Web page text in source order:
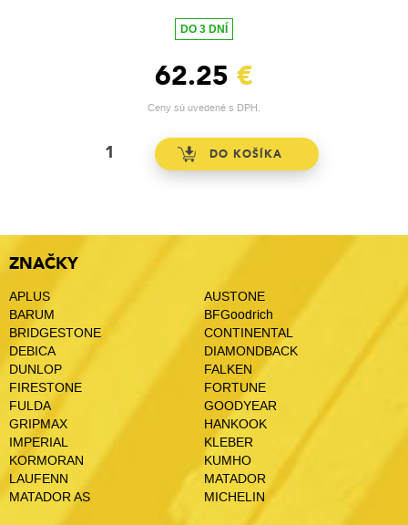
DO 3 DNÍ
62.25 €
Ceny sú uvedené s DPH.
ZNAČKY
APLUS
AUSTONE
BARUM
BFGoodrich
BRIDGESTONE
CONTINENTAL
DEBICA
DIAMONDBACK
DUNLOP
FALKEN
FIRESTONE
FORTUNE
FULDA
GOODYEAR
GRIPMAX
HANKOOK
IMPERIAL
KLEBER
KORMORAN
KUMHO
LAUFENN
MATADOR
MATADOR AS
MICHELIN